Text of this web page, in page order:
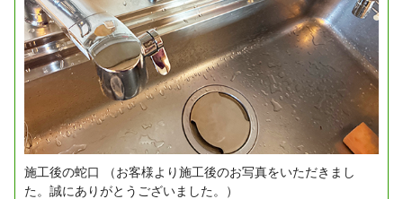
施工後の蛇口
（お客様より施工後のお写真をいただきまし
た。誠にありがとうございました。）